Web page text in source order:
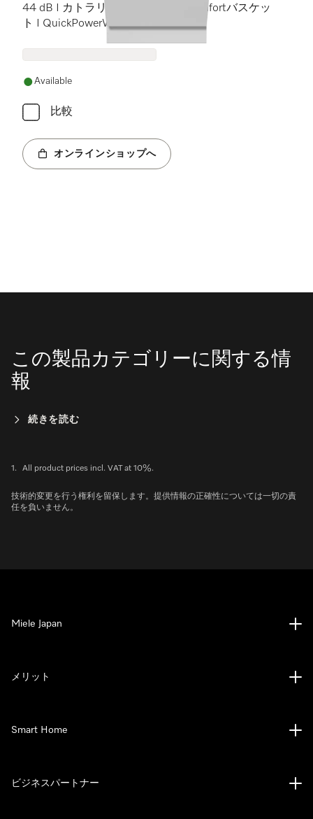
44 dB I カトラリートレイ I ExtraComfortバスケッ
ト I QuickPowerWash I AutoOpen
Available
比較
オンラインショップへ
この製品カテゴリーに関する情
報
続きを読む
1. All product prices incl. VAT at 10%.
技術的変更を行う権利を留保します。提供情報の正確性については一切の責
任を負いません。
Miele Japan
メリット
Smart Home
ビジネスパートナー